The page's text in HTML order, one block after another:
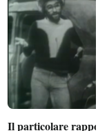
Il particolare